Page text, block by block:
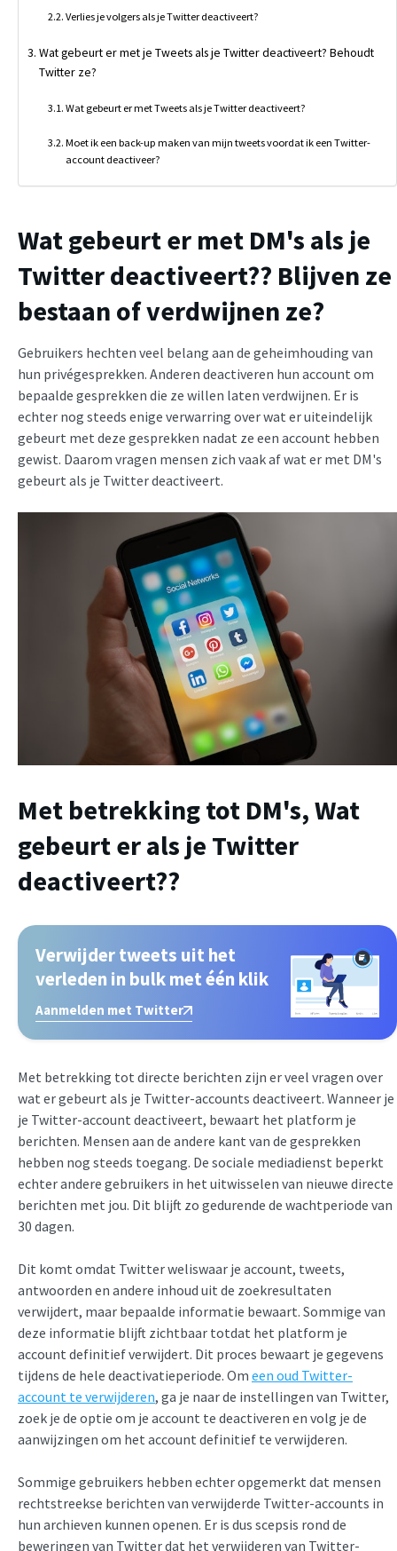
Verlies je volgers als je Twitter deactiveert?
Wat gebeurt er met je Tweets als je Twitter deactiveert? Behoudt
Twitter ze?
Wat gebeurt er met Tweets als je Twitter deactiveert?
Moet ik een back-up maken van mijn tweets voordat ik een Twitter-
account deactiveer?
Wat gebeurt er met DM's als je
Twitter deactiveert?? Blijven ze
bestaan of verdwijnen ze?
Gebruikers hechten veel belang aan de geheimhouding van
hun privégesprekken. Anderen deactiveren hun account om
bepaalde gesprekken die ze willen laten verdwijnen. Er is
echter nog steeds enige verwarring over wat er uiteindelijk
gebeurt met deze gesprekken nadat ze een account hebben
gewist. Daarom vragen mensen zich vaak af wat er met DM's
gebeurt als je Twitter deactiveert.
Met betrekking tot DM's,Wat
gebeurt er als je Twitter
deactiveert??
Verwijder tweets uit het
verleden in bulk met één klik
Aanmelden met Twitter
Met betrekking tot directe berichten zijn er veel vragen over
wat er gebeurt als je Twitter-accounts deactiveert. Wanneer je
je Twitter-account deactiveert, bewaart het platform je
berichten. Mensen aan de andere kant van de gesprekken
hebben nog steeds toegang. De sociale mediadienst beperkt
echter andere gebruikers in het uitwisselen van nieuwe directe
berichten met jou. Dit blijft zo gedurende de wachtperiode van
30 dagen.
Dit komt omdat Twitter weliswaar je account, tweets,
antwoorden en andere inhoud uit de zoekresultaten
verwijdert, maar bepaalde informatie bewaart. Sommige van
deze informatie blijft zichtbaar totdat het platform je
account definitief verwijdert. Dit proces bewaart je gegevens
tijdens de hele deactivatieperiode. Om een oud Twitter-
account te verwijderen, ga je naar de instellingen van Twitter,
zoek je de optie om je account te deactiveren en volg je de
aanwijzingen om het account definitief te verwijderen.
Sommige gebruikers hebben echter opgemerkt dat mensen
rechtstreekse berichten van verwijderde Twitter-accounts in
hun archieven kunnen openen. Er is dus scepsis rond de
beweringen van Twitter dat het verwijderen van Twitter-